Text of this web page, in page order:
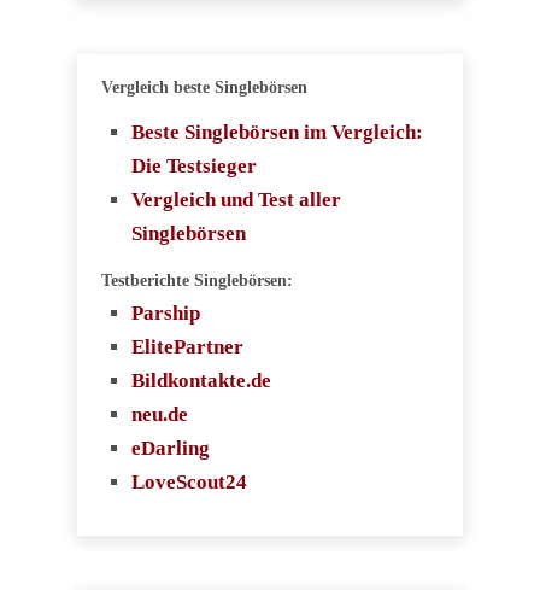
Vergleich beste Singlebörsen
Beste Singlebörsen im Vergleich:
Die Testsieger
Vergleich und Test aller
Singlebörsen
Testberichte Singlebörsen:
Parship
ElitePartner
Bildkontakte.de
neu.de
eDarling
LoveScout24